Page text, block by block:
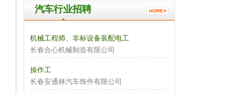
汽车行业招聘
机械工程师、非标设备装配电工
长春合心机械制造有限公司
操作工
长春安通林汽车饰件有限公司